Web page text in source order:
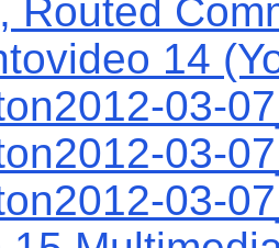
Routed
14
03-
03-
03-